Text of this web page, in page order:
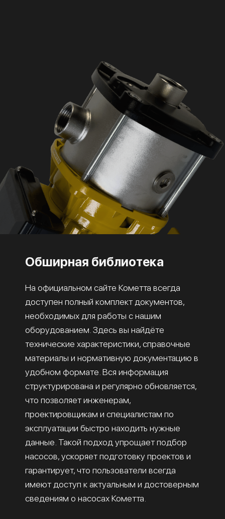
Обширная библиотека
На официальном сайте Кометта всегда
доступен полный комплект документов,
необходимых для работы с нашим
оборудованием. Здесь вы найдёте
технические характеристики, справочные
материалы и нормативную документацию в
удобном формате. Вся информация
структурирована и регулярно обновляется,
что позволяет инженерам,
проектировщикам и специалистам по
эксплуатации быстро находить нужные
данные. Такой подход упрощает подбор
насосов, ускоряет подготовку проектов и
гарантирует, что пользователи всегда
имеют доступ к актуальным и достоверным
сведениям о насосах Кометта.